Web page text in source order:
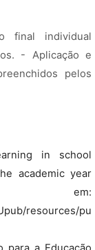
final individual
- Aplicação e
pelos
in school
academic year
em:
resources/